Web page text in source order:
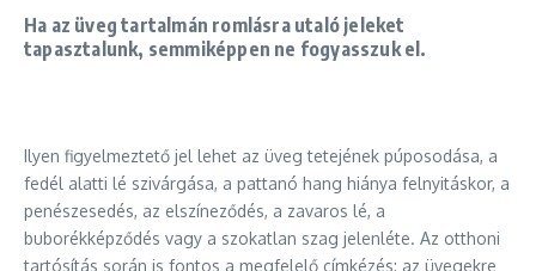
Ha az üveg tartalmán romlásra utaló jeleket
tapasztalunk, semmiképpen ne fogyasszuk el.
Ilyen figyelmeztető jel lehet az üveg tetejének púposodása, a
fedél alatti lé szivárgása, a pattanó hang hiánya felnyitáskor, a
penészesedés, az elszíneződés, a zavaros lé, a
buborékképződés vagy a szokatlan szag jelenléte. Az otthoni
tartósítás során is fontos a megfelelő címkézés: az üvegekre